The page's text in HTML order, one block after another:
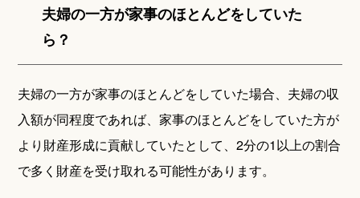
夫婦の一方が家事のほとんどをしていた
ら？
夫婦の一方が家事のほとんどをしていた場合、夫婦の収
入額が同程度であれば、家事のほとんどをしていた方が
より財産形成に貢献していたとして、2分の1以上の割合
で多く財産を受け取れる可能性があります。